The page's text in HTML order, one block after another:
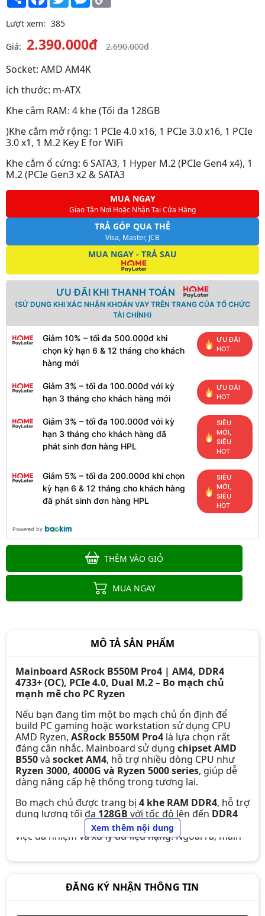
Lượt xem: 385
Giá: 2.390.000đ 2.690.000đ
Socket: AMD AM4K
ích thước: m-ATX
Khe cắm RAM: 4 khe (Tối đa 128GB
)Khe cắm mở rộng: 1 PCIe 4.0 x16, 1 PCIe 3.0 x16, 1 PCIe
3.0 x1, 1 M.2 Key E for WiFi
Khe cắm ổ cứng: 6 SATA3, 1 Hyper M.2 (PCIe Gen4 x4), 1
M.2 (PCIe Gen3 x2 & SATA3
MUA NGAY
Giao Tận Nơi Hoặc Nhận Tại Cửa Hàng
TRẢ GÓP QUA THẺ
Visa, Master, JCB
MUA NGAY - TRẢ SAU
ƯU ĐÃI KHI THANH TOÁN
(SỬ DỤNG KHI XÁC NHẬN KHOẢN VAY TRÊN TRANG CỦA TỔ CHỨC
TÀI CHÍNH)
Giảm 10% – tối đa 500.000đ khi
chọn kỳ hạn 6 & 12 tháng cho khách
hàng mới
ƯU ĐÃI
HOT
Giảm 3% – tối đa 100.000đ với kỳ
hạn 3 tháng cho khách hàng mới
ƯU ĐÃI
HOT
Giảm 3% – tối đa 100.000đ với kỳ
hạn 3 tháng cho khách hàng đã
phát sinh đơn hàng HPL
SIÊU
MỚI,
SIÊU
HOT
Giảm 5% – tối đa 200.000đ khi chọn
kỳ hạn 6 & 12 tháng cho khách hàng
đã phát sinh đơn hàng HPL
SIÊU
MỚI,
SIÊU
HOT
Powered by
THÊM VÀO GIỎ
MUA NGAY
MÔ TẢ SẢN PHẨM
Mainboard ASRock B550M Pro4 | AM4, DDR4
4733+ (OC), PCIe 4.0, Dual M.2 – Bo mạch chủ
mạnh mẽ cho PC Ryzen
Nếu bạn đang tìm một bo mạch chủ ổn định để
build PC gaming hoặc workstation sử dụng CPU
AMD Ryzen, ASRock B550M Pro4 là lựa chọn rất
đáng cân nhắc. Mainboard sử dụng chipset AMD
B550và socket AM4, hỗ trợ nhiều dòng CPU như
Ryzen 3000, 4000G và Ryzen 5000 series, giúp dễ
dàng nâng cấp hệ thống trong tương lai.
Bo mạch chủ được trang bị 4 khe RAM DDR4, hỗ trợ
dung lượng tối đa 128GB với tốc độ lên đến DDR4
4733+ MHz (OC) , đáp ứng tốt nhu cầu gaming, làm
việc đa nhiệm và xử lý dữ liệu nặng. Ngoài ra, main
PCIe 3.0 x16,1 khe PCIe x1, cùng2 khe M.2 (1 Gen4
Về kết nối, mainboard hỗ trợ6 cổng SATA3
hệ thống âm thanh7.1 HD Audiomang lại trải
Xem thêm nội dung
ĐĂNG KÝ NHẬN THÔNG TIN
Mainboard ASUS Tuf Gaming
B650M-E DDR5
3.690.000đ 3.890.000đ
-5%
Mainboard Asrock B450M-HDV R4.0
1.450.000đ 1.690.000đ
Mainboard ASRock A520M-HVS